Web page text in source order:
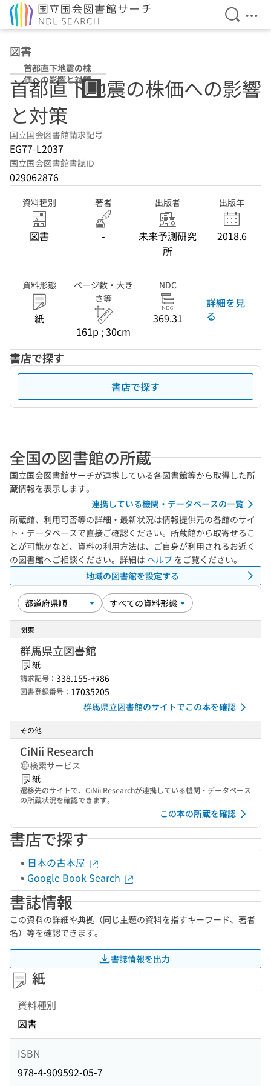
検索を
メ
図書
首都直下地震の株
価への影響と対策
首都直下地震の株価への影響
と対策
国立国会図書館請求記号
EG77-L2037
国立国会図書館書誌ID
029062876
資料種別
図書
著者
-
出版者
未来予測研究
所
出版年
2018.6
資料形態
紙
ページ数・大き
さ等
161p ; 30cm
NDC
369.31
詳細を見
る
書店で探す
書店で探す
全国の図書館の所蔵
国立国会図書館サーチが連携している各図書館等から取得した所
蔵情報を表示します。
連携している機関・データベースの一覧
所蔵館、利用可否等の詳細・最新状況は情報提供元の各館のサイ
ト・データベースで直接ご確認ください。所蔵館から取寄せるこ
とが可能かなど、資料の利用方法は、ご自身が利用されるお近く
の図書館へご相談ください。詳細は ヘルプ をご覧ください。
地域の図書館を設定する
関東
群馬県立図書館
紙
請求記号： 338.155-+ﾇ86
図書登録番号： 17035205
群馬県立図書館のサイトでこの本を確認
その他
CiNii Research
検索サービス
紙
遷移先のサイトで、CiNii Researchが連携している機関・データベース
の所蔵状況を確認できます。
この本の所蔵を確認
書店で探す
日本の古本屋
Google Book Search
書誌情報
この資料の詳細や典拠（同じ主題の資料を指すキーワード、著者
名）等を確認できます。
書誌情報を出力
紙
資料種別
図書
ISBN
978-4-909592-05-7